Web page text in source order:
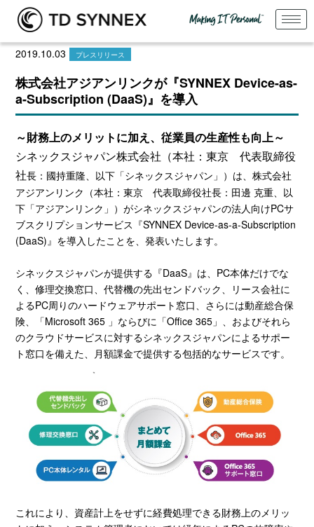
2019.10.03 プレスリリース
株式会社アジアンリンクが『SYNNEX Device-as-
a-Subscription (DaaS)』を導入
～財務上のメリットに加え、従業員の生産性も向上～
シネックスジャパン株式会社（本社：東京 代表取締役
社長：國持重隆、以下「シネックスジャパン」）は、株式会社
アジアンリンク（本社：東京 代表取締役社長：田邊 克重、以
下「アジアンリンク」）がシネックスジャパンの法人向けPCサ
ブスクリプションサービス『SYNNEX Device-as-a-Subscription
(DaaS)』を導入したことを、発表いたします。
シネックスジャパンが提供する『DaaS』は、 PC本体だけでな
く、修理交換窓口、代替機の先出センドバック、リース会社に
よるPC周りのハードウェアサポート窓口、さらには動産総合保
険、「Microsoft 365 」ならびに「Office 365 」、およびそれら
のクラウドサービスに対するシネックスジャパンによるサポー
ト窓口を備えた、月額課金で提供する包括的なサービスです。
これにより、資産計上をせずに経費処理できる財務上のメリッ